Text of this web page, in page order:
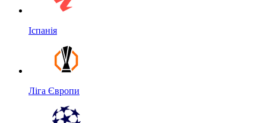
Іспанія
Ліга Європи